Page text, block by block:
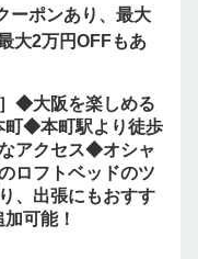
ーポンあり、最大
大2万円OFFもあ
◆大阪を楽しめる
町◆本町駅より徒歩
アクセス◆オシャ
ロフトベッドのツ
、出張にもおすす
可能！